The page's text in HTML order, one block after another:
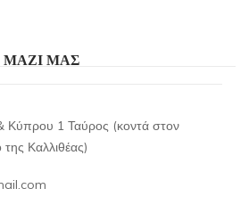
ΜΑΖΙ ΜΑΣ
Κύπρου 1 Ταύρος (κοντά στον
Καλλιθέας)